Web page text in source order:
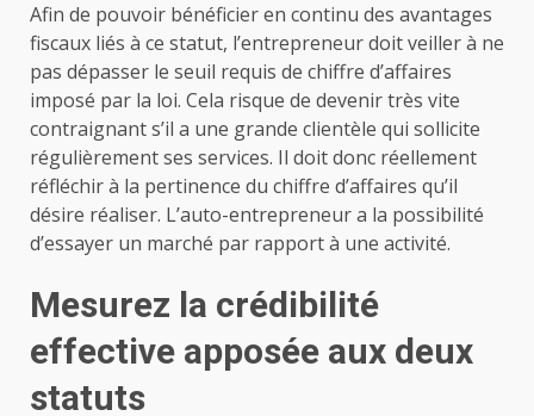
Afin de pouvoir bénéficier en continu des avantages
fiscaux liés à ce statut, l’entrepreneur doit veiller à ne
pas dépasser le seuil requis de chiffre d’affaires
imposé par la loi. Cela risque de devenir très vite
contraignant s’il a une grande clientèle qui sollicite
régulièrement ses services. Il doit donc réellement
réfléchir à la pertinence du chiffre d’affaires qu’il
désire réaliser. L’auto-entrepreneur a la possibilité
d’essayer un marché par rapport à une activité.
Mesurez la crédibilité
effective apposée aux deux
statuts